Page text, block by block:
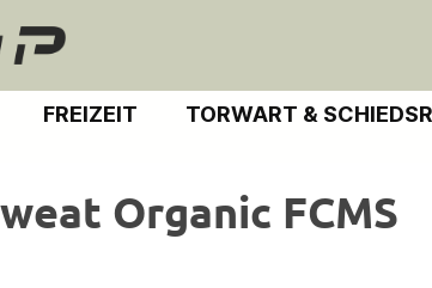
FREIZEIT TORWART &
Organic FCMS